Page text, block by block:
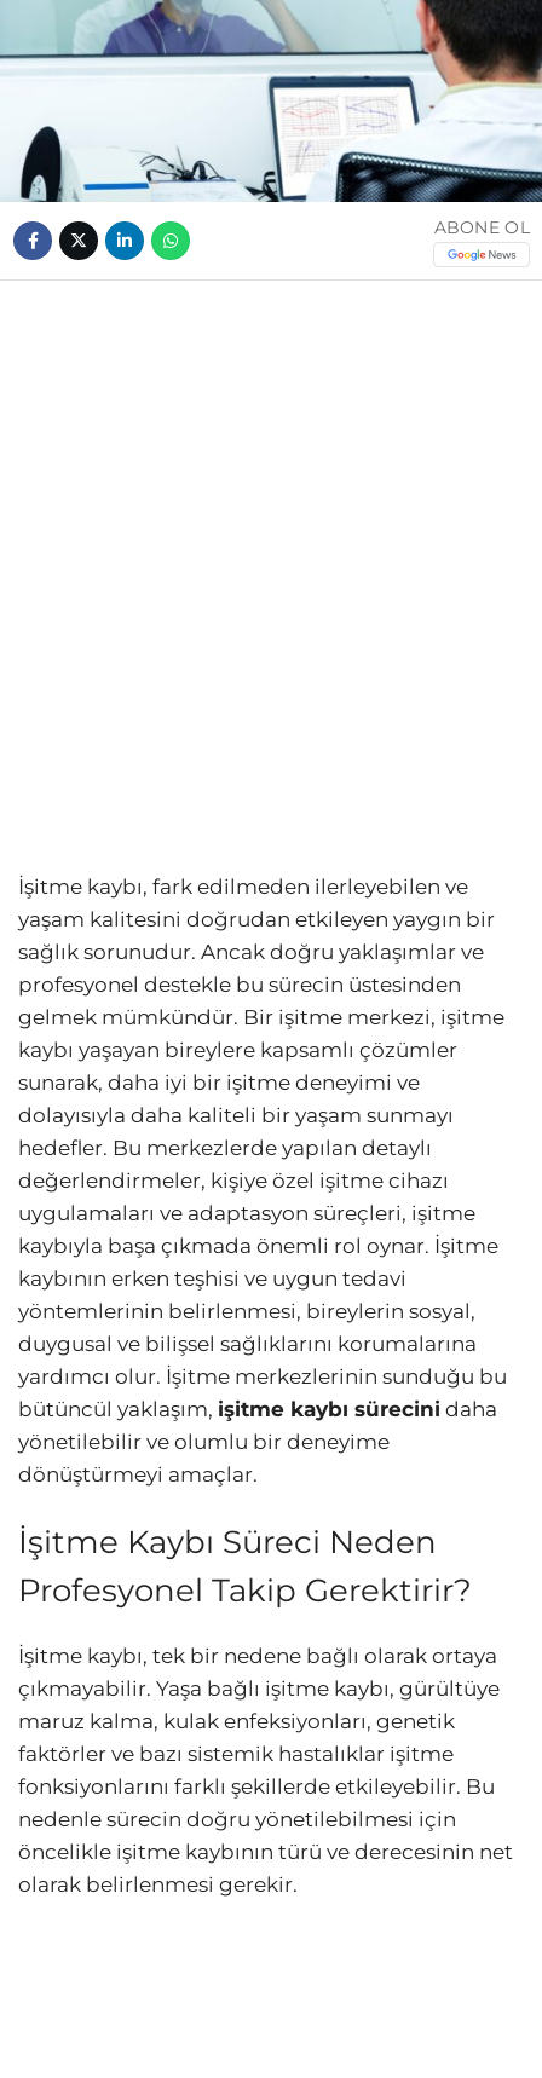
ABONE OL
İşitme kaybı, fark edilmeden ilerleyebilen ve
yaşam kalitesini doğrudan etkileyen yaygın bir
sağlık sorunudur. Ancak doğru yaklaşımlar ve
profesyonel destekle bu sürecin üstesinden
gelmek mümkündür. Bir işitme merkezi, işitme
kaybı yaşayan bireylere kapsamlı çözümler
sunarak, daha iyi bir işitme deneyimi ve
dolayısıyla daha kaliteli bir yaşam sunmayı
hedefler. Bu merkezlerde yapılan detaylı
değerlendirmeler, kişiye özel işitme cihazı
uygulamaları ve adaptasyon süreçleri, işitme
kaybıyla başa çıkmada önemli rol oynar. İşitme
kaybının erken teşhisi ve uygun tedavi
yöntemlerinin belirlenmesi, bireylerin sosyal,
duygusal ve bilişsel sağlıklarını korumalarına
yardımcı olur. İşitme merkezlerinin sunduğu bu
bütüncül yaklaşım, işitme kaybı sürecini daha
yönetilebilir ve olumlu bir deneyime
dönüştürmeyi amaçlar.
İşitme Kaybı Süreci Neden
Profesyonel Takip Gerektirir?
İşitme kaybı, tek bir nedene bağlı olarak ortaya
çıkmayabilir. Yaşa bağlı işitme kaybı, gürültüye
maruz kalma, kulak enfeksiyonları, genetik
faktörler ve bazı sistemik hastalıklar işitme
fonksiyonlarını farklı şekillerde etkileyebilir. Bu
nedenle sürecin doğru yönetilebilmesi için
öncelikle işitme kaybının türü ve derecesinin net
olarak belirlenmesi gerekir.